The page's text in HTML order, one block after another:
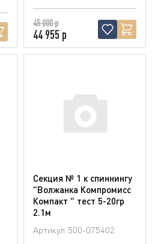
45 000 р
44 955 р
Секция № 1 к спиннингу
"Волжанка Компромисс
Компакт " тест 5-20гр
2.1м
Артикул 500-075402